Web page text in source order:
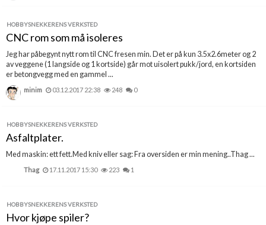
HOBBYSNEKKERENS VERKSTED
CNC rom som må isoleres
Jeg har påbegynt nytt rom til CNC fresen min. Det er på kun 3.5x2.6meter og 2
av veggene (1 langside og 1 kortside) går mot uisolert pukk/jord, en kortsiden
er betongvegg med en gammel ...
minim 03.12.2017 22:38 248 0
HOBBYSNEKKERENS VERKSTED
Asfaltplater.
Med maskin: ett fett.Med kniv eller sag: Fra oversiden er min mening..Thag ...
Thag 17.11.2017 15:30 223 1
HOBBYSNEKKERENS VERKSTED
Hvor kjøpe spiler?